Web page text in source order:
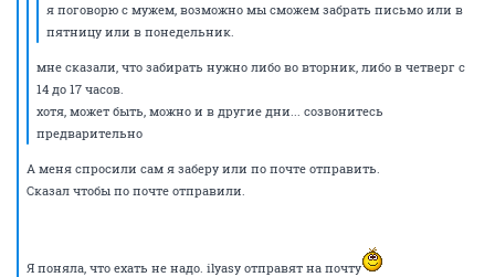
я поговорю с мужем, возможно мы сможем забрать письмо или в
пятницу или в понедельник.
мне сказали, что забирать нужно либо во вторник, либо в четверг с
14 до 17 часов.
хотя, может быть, можно и в другие дни... созвонитесь
предварительно
А меня спросили сам я заберу или по почте отправить.
Сказал чтобы по почте отправили.
Я поняла, что ехать не надо. ilyasу отправят на почту